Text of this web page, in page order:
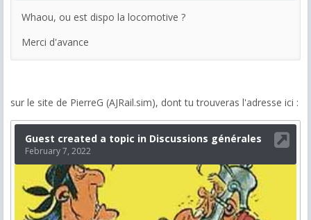
Whaou, ou est dispo la locomotive ?
Merci d'avance
sur le site de PierreG (AJRail.sim), dont tu trouveras l'adresse ici :